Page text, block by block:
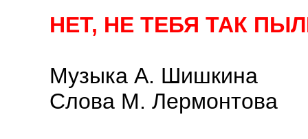
НЕТ, НЕ ТЕБЯ ТАК
Музыка А. Шишкина
Слова М. Лермонтова